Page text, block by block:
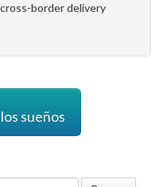
border delivery
sueños